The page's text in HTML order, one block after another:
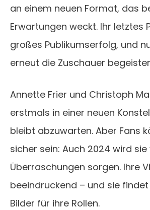
an einem neuen Format, das
Erwartungen weckt. Ihr letztes
großes Publikumserfolg, und
erneut die Zuschauer
Annette Frier und Christoph
erstmals in einer neuen
bleibt abzuwarten. Aber Fans
sicher sein: Auch 2024 wird
Überraschungen sorgen. Ihre
beeindruckend – und sie
Bilder für ihre Rollen.